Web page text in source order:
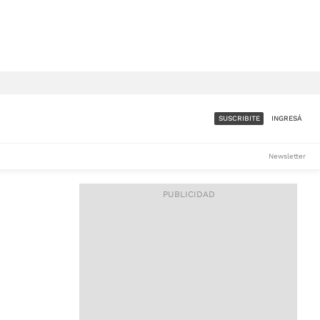
ACCESO FULL - $1.800/MES
SUSCRIBITE INGRESÁ
Newsletter